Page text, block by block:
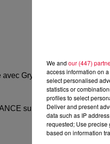
avec Gryffin du dimanche 12
sur
www.radiofg.com/fg-
We and our (447)
access information on
select personalised
statistics or
profiles to select
Deliver and present
data such as IP
requested; Use precise
based on information